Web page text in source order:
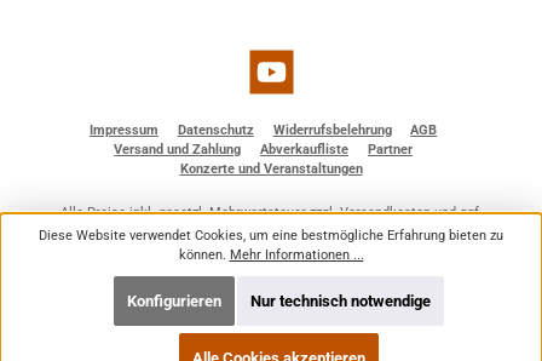
YouTube
Impressum Datenschutz Widerrufsbelehrung
AGB
Versand und Zahlung
Abverkaufliste
Partner
Konzerte und Veranstaltungen
Alle Preise inkl. gesetzl. Mehrwertsteuer zzgl.Versandkostenund ggf.
Nachnahmegebühren, wenn nicht anders angegeben.
© 2026 BF - Dienstleistungen - Alle Rechte vorbehalten. Theme by
Diese Website verwendet Cookies, um eine bestmögliche Erfahrung bieten zu
können. Mehr Informationen ...
Nur technisch notwendige
Konfigurieren